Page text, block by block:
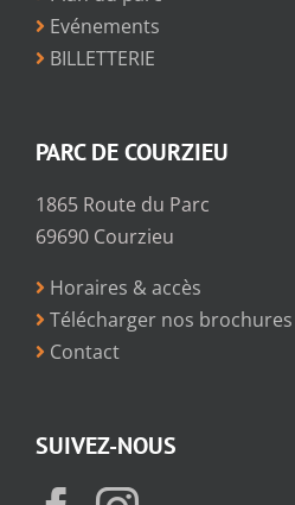
Evénements
BILLETTERIE
PARC DE COURZIEU
1865 Route du Parc
69690 Courzieu
Horaires & accès
Télécharger nos brochures
Contact
SUIVEZ-NOUS